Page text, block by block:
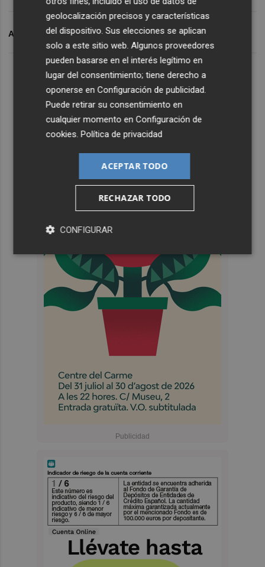
ARCHIVADO EN ARKAS
geolocalización precisos y características
del dispositivo. Sus elecciones se aplican
solo a este sitio web. Algunos proveedores
pueden basarse en el interés legítimo en
lugar del consentimiento; tiene derecho a
oponerse enConfiguración de publicidad.
Puede retirar su consentimiento en
cualquier momento enConfiguración de
cookies.Política de privacidad
ACEPTAR TODO
RECHAZAR TODO
CONFIGURAR